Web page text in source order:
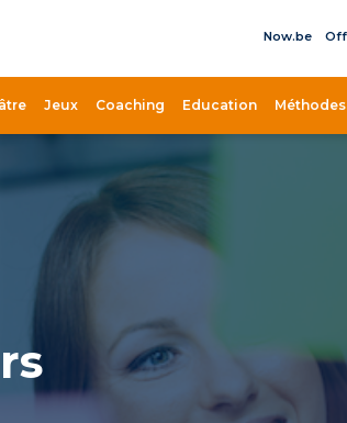
Now.be
Jeux Coaching Education Méthodes